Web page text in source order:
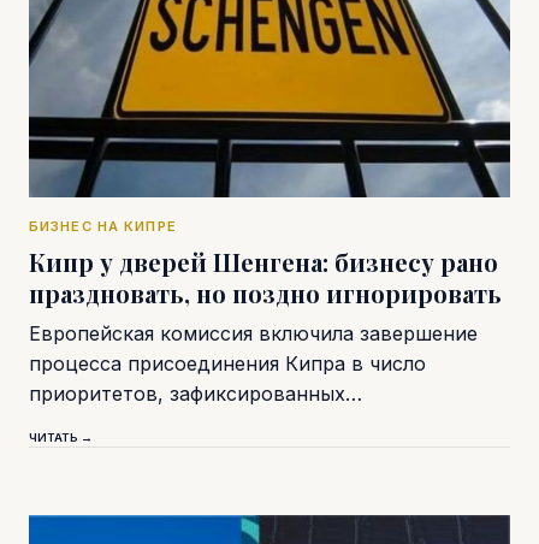
БИЗНЕС НА КИПРЕ
Кипр у дверей Шенгена: бизнесу рано
праздновать, но поздно игнорировать
Европейская комиссия включила завершение
процесса присоединения Кипра в число
приоритетов, зафиксированных…
ЧИТАТЬ →